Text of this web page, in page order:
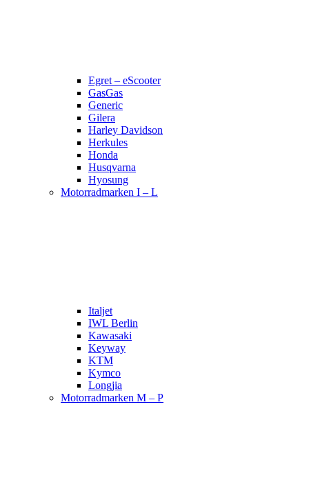
Egret – eScooter
GasGas
Generic
Gilera
Harley Davidson
Herkules
Honda
Husqvarna
Hyosung
Motorradmarken I – L
Italjet
IWL Berlin
Kawasaki
Keyway
KTM
Kymco
Longjia
Motorradmarken M – P